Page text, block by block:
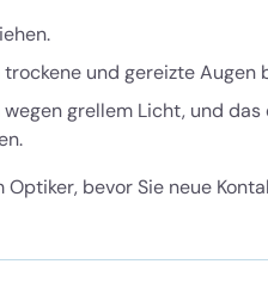
und gereizte Augen
grellem Licht, und
bevor Sie neue